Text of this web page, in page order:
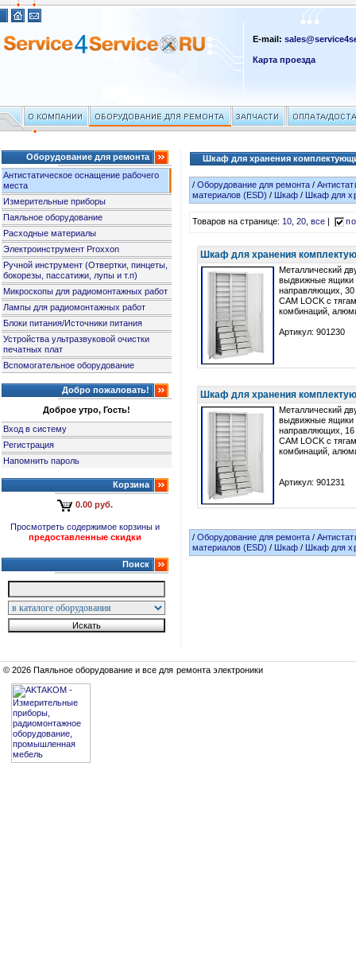
E-mail:
Карта проезда
Оборудование для ремонта
Антистатическое оснащение рабочего
места
Измерительные приборы
Паяльное оборудование
Расходные материалы
Электроинструмент Proxxon
Ручной инструмент (Отвертки, пинцеты,
бокорезы, пассатижи, лупы и т.п)
Микроскопы для радиомонтажных работ
Лампы для радиомонтажных работ
Блоки питания/Источники питания
Устройства ультразвуковой очистки
печатных плат
Вспомогательное оборудование
Добро пожаловать!
Доброе утро, Гость!
Вход в систему
Регистрация
Напомнить пароль
Корзина
0.00 руб.
Просмотреть содержимое корзины и
предоставленные скидки
Поиск
Шкаф для хранения
/Оборудование для ремонта /
материалов (ESD) / Шкаф / Шкаф для
Товаров на странице:10,20,все
Шкаф для хранения
Металлический
выдвижные ящики
направляющих, 30
CAM LOCK с
комбинаций,
Артикул: 901230
Шкаф для хранения
Металлический
выдвижные ящики
направляющих, 16
CAM LOCK с
комбинаций,
Артикул: 901231
/Оборудование для ремонта /
материалов (ESD) / Шкаф / Шкаф для
© 2026 Паяльное оборудование и все для ремонта электроники